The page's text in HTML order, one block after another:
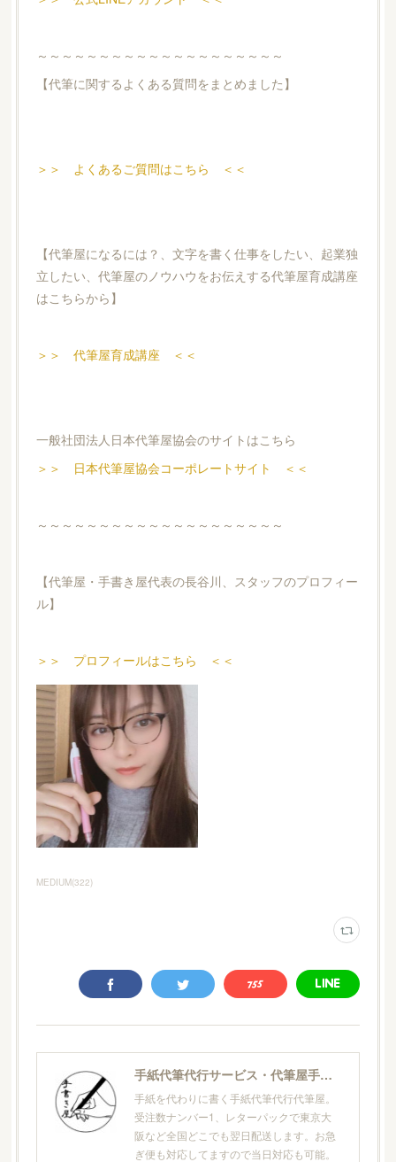
～～～～～～～～～～～～～～～～～～～～
【代筆に関するよくある質問をまとめました】
＞＞ よくあるご質問はこちら ＜＜
【代筆屋になるには？、文字を書く仕事をしたい、起業独
立したい、代筆屋のノウハウをお伝えする代筆屋育成講座
はこちらから】
＞＞ 代筆屋育成講座 ＜＜
一般社団法人日本代筆屋協会のサイトはこちら
＞＞ 日本代筆屋協会コーポレートサイト ＜＜
～～～～～～～～～～～～～～～～～～～～
【代筆屋・手書き屋代表の長谷川、スタッフのプロフィー
ル】
＞＞ プロフィールはこちら ＜＜
MEDIUM(322)
手紙代筆代行サービス・代筆屋手書き屋®
手紙を代わりに書く手紙代筆代行代筆屋。
受注数ナンバー1、レターパックで東京大
阪など全国どこでも翌日配送します。お急
ぎ便も対応してますので当日対応も可能。